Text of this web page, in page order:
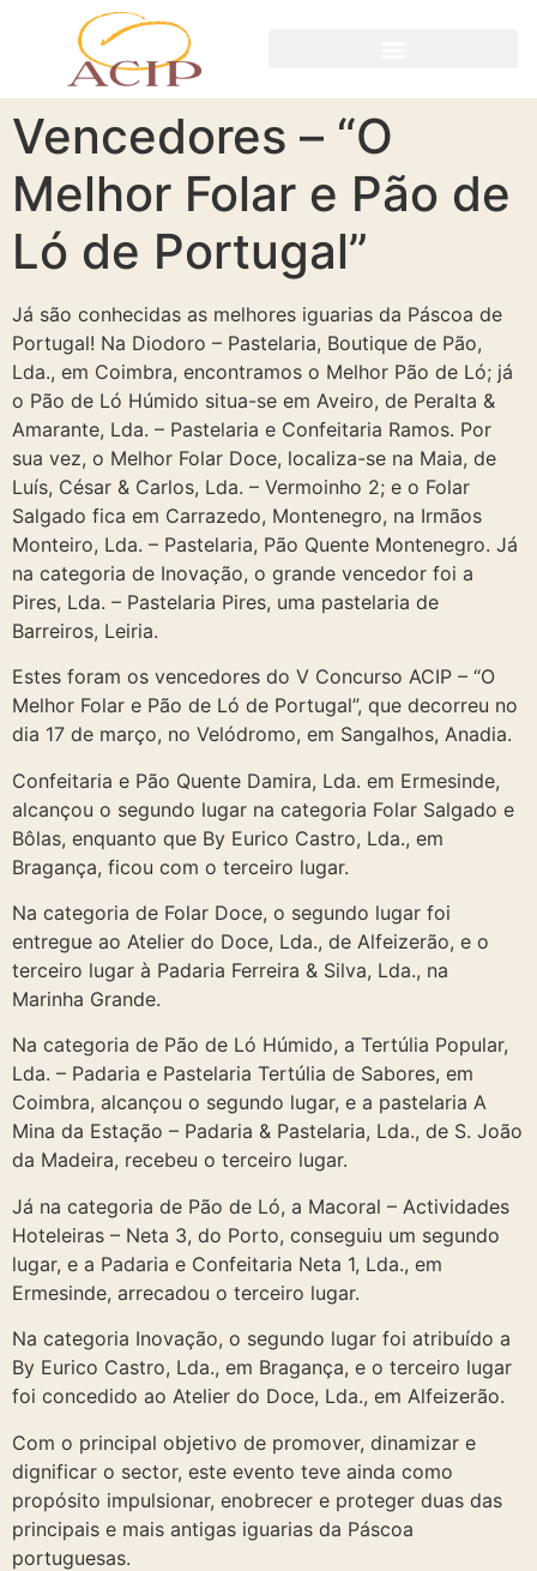
Vencedores – “O
Melhor Folar e Pão de
Ló de Portugal”
Já são conhecidas as melhores iguarias da Páscoa de
Portugal! Na Diodoro – Pastelaria, Boutique de Pão,
Lda., em Coimbra, encontramos o Melhor Pão de Ló; já
o Pão de Ló Húmido situa-se em Aveiro, de Peralta &
Amarante, Lda. – Pastelaria e Confeitaria Ramos. Por
sua vez, o Melhor Folar Doce, localiza-se na Maia, de
Luís, César & Carlos, Lda. – Vermoinho 2; e o Folar
Salgado fica em Carrazedo, Montenegro, na Irmãos
Monteiro, Lda. – Pastelaria, Pão Quente Montenegro. Já
na categoria de Inovação, o grande vencedor foi a
Pires, Lda. – Pastelaria Pires, uma pastelaria de
Barreiros, Leiria.
Estes foram os vencedores do V Concurso ACIP – “O
Melhor Folar e Pão de Ló de Portugal”, que decorreu no
dia 17 de março, no Velódromo, em Sangalhos, Anadia.
Confeitaria e Pão Quente Damira, Lda. em Ermesinde,
alcançou o segundo lugar na categoria Folar Salgado e
Bôlas, enquanto que By Eurico Castro, Lda., em
Bragança, ficou com o terceiro lugar.
Na categoria de Folar Doce, o segundo lugar foi
entregue ao Atelier do Doce, Lda., de Alfeizerão, e o
terceiro lugar à Padaria Ferreira & Silva, Lda., na
Marinha Grande.
Na categoria de Pão de Ló Húmido, a Tertúlia Popular,
Lda. – Padaria e Pastelaria Tertúlia de Sabores, em
Coimbra, alcançou o segundo lugar, e a pastelaria A
Mina da Estação – Padaria & Pastelaria, Lda., de S. João
da Madeira, recebeu o terceiro lugar.
Já na categoria de Pão de Ló, a Macoral – Actividades
Hoteleiras – Neta 3, do Porto, conseguiu um segundo
lugar, e a Padaria e Confeitaria Neta 1, Lda., em
Ermesinde, arrecadou o terceiro lugar.
Na categoria Inovação, o segundo lugar foi atribuído a
By Eurico Castro, Lda., em Bragança, e o terceiro lugar
foi concedido ao Atelier do Doce, Lda., em Alfeizerão.
Com o principal objetivo de promover, dinamizar e
dignificar o sector, este evento teve ainda como
propósito impulsionar, enobrecer e proteger duas das
principais e mais antigas iguarias da Páscoa
portuguesas.